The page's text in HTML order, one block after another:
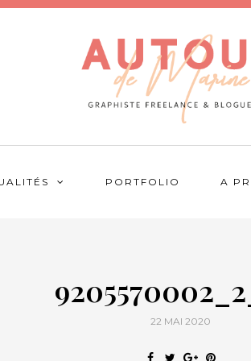
PORTFOLIO A
22 MAI 2020